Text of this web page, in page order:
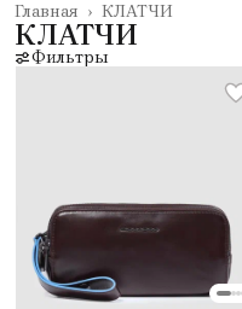
КЛАТЧИ
Главная ›
КЛАТЧИ
Фильтры